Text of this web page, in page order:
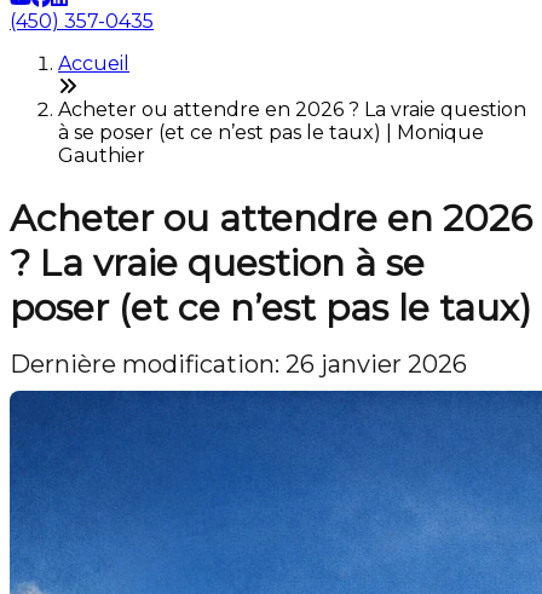
(450) 357-0435
Accueil
Acheter ou attendre en 2026 ? La vraie question
à se poser (et ce n’est pas le taux) | Monique
Gauthier
Acheter ou attendre en 2026
? La vraie question à se
poser (et ce n’est pas le taux)
Dernière modification: 26 janvier 2026